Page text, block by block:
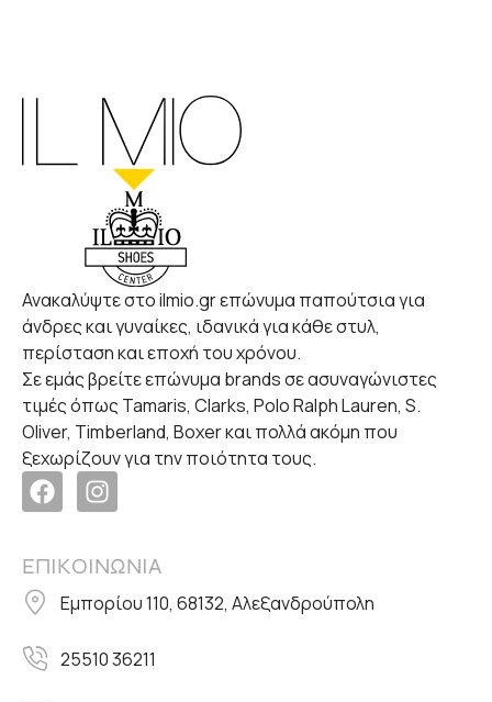
Ανακαλύψτε στο ilmio.gr επώνυμα παπούτσια για
άνδρες και γυναίκες, ιδανικά για κάθε στυλ,
περίσταση και εποχή του χρόνου.
Σε εμάς βρείτε επώνυμα brands σε ασυναγώνιστες
τιμές όπως Tamaris, Clarks, Polo Ralph Lauren, S.
Oliver, Timberland, Boxer και πολλά ακόμη που
ξεχωρίζουν για την ποιότητα τους.
ΕΠΙΚΟΙΝΩΝΙΑ
Εμπορίου 110, 68132, Αλεξανδρούπολη
25510 36211